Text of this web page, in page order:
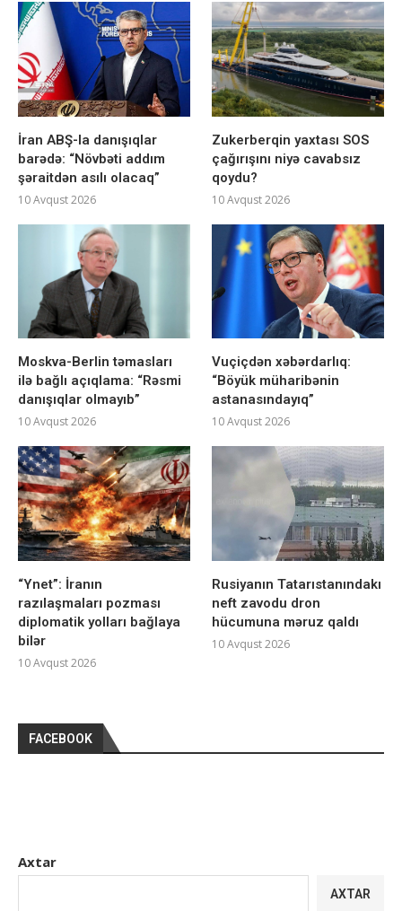
İran ABŞ-la danışıqlar
barədə: “Növbəti addım
şəraitdən asılı olacaq”
10 Avqust 2026
Zukerberqin yaxtası SOS
çağırışını niyə cavabsız
qoydu?
10 Avqust 2026
Moskva-Berlin təmasları
ilə bağlı açıqlama: “Rəsmi
danışıqlar olmayıb”
10 Avqust 2026
Vuçiçdən xəbərdarlıq:
“Böyük müharibənin
astanasındayıq”
10 Avqust 2026
“Ynet”: İranın
razılaşmaları pozması
diplomatik yolları bağlaya
bilər
10 Avqust 2026
Rusiyanın Tatarıstanındakı
neft zavodu dron
hücumuna məruz qaldı
10 Avqust 2026
FACEBOOK
Axtar
AXTAR